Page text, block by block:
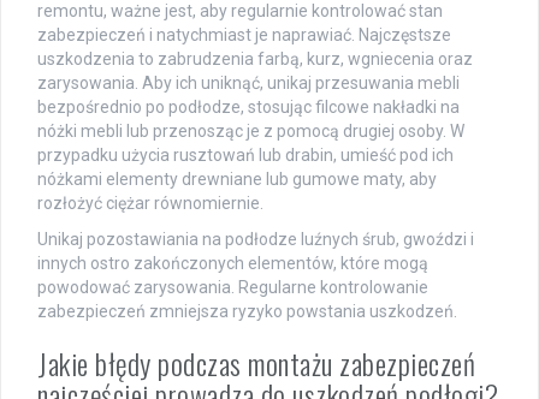
remontu, ważne jest, aby regularnie kontrolować stan
zabezpieczeń i natychmiast je naprawiać. Najczęstsze
uszkodzenia to zabrudzenia farbą, kurz, wgniecenia oraz
zarysowania. Aby ich uniknąć, unikaj przesuwania mebli
bezpośrednio po podłodze, stosując filcowe nakładki na
nóżki mebli lub przenosząc je z pomocą drugiej osoby. W
przypadku użycia rusztowań lub drabin, umieść pod ich
nóżkami elementy drewniane lub gumowe maty, aby
rozłożyć ciężar równomiernie.
Unikaj pozostawiania na podłodze luźnych śrub, gwoździ i
innych ostro zakończonych elementów, które mogą
powodować zarysowania. Regularne kontrolowanie
zabezpieczeń zmniejsza ryzyko powstania uszkodzeń.
Jakie błędy podczas montażu zabezpieczeń